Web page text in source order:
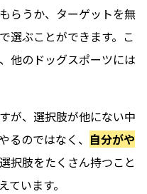
らうか、ターゲットを無
選ぶことができます。こ
他のドッグスポーツには
が、選択肢が他にない中
るのではなく、 自分がや
択肢をたくさん持つこと
います。